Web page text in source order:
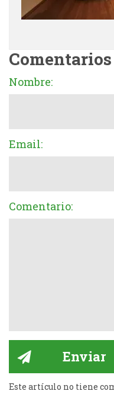
Comentarios
Nombre:
Email:
Comentario:
Este artículo no tiene